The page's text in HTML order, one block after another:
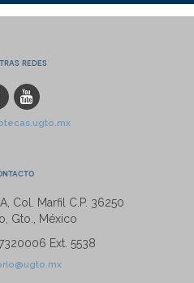
redes
Col. Marfil C.P. 36250
Gto., México
Ext. 5538